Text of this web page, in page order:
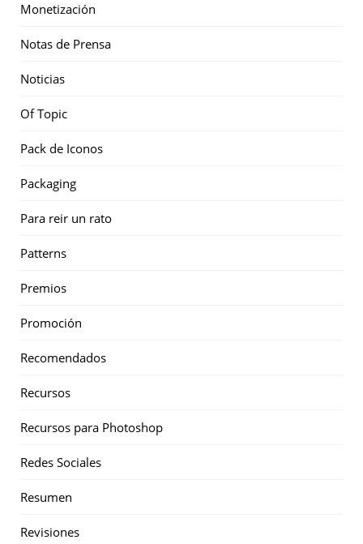
Monetización
Notas de Prensa
Noticias
Of Topic
Pack de Iconos
Packaging
Para reir un rato
Patterns
Premios
Promoción
Recomendados
Recursos
Recursos para Photoshop
Redes Sociales
Resumen
Revisiones